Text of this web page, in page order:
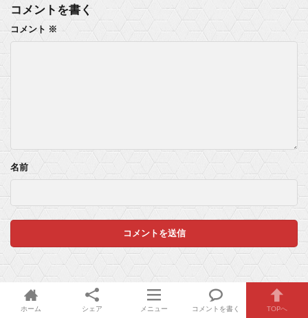
コメントを書く
コメント ※
名前
ホーム シェア メニュー コメントを書く TOPへ